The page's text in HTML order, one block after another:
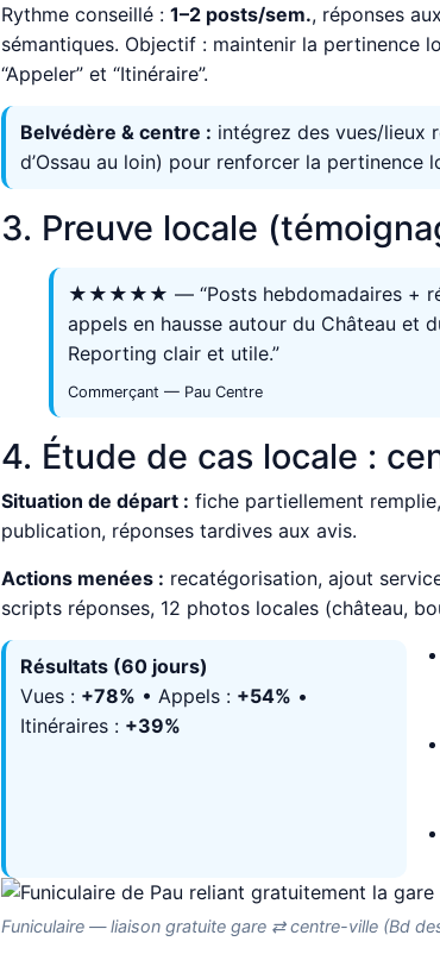
Rythme conseillé : 1–2 posts/sem., réponses
sémantiques. Objectif : maintenir la pertinence
“Appeler” et “Itinéraire”.
Belvédère & centre : intégrez des vues/lieux
d’Ossau au loin) pour renforcer la pertinence
3. Preuve locale
★★★★★ — “Posts hebdomadaires +
appels en hausse autour du Château et
Reporting clair et utile.”
Commerçant — Pau Centre
4. Étude de cas locale :
Situation de départ : fiche partiellement
publication, réponses tardives aux avis.
Actions menées : recatégorisation, ajout
scripts réponses, 12 photos locales (château,
Résultats (60 jours)
Vues : +78% • Appels : +54% •
Itinéraires : +39%
Funiculaire — liaison gratuite gare ⇄ centre-ville (Bd